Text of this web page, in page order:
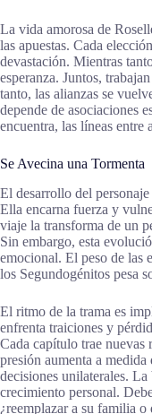
La vida amorosa de
las apuestas. Cada
devastación. Mientras
esperanza. Juntos,
tanto, las alianzas se
depende de asociaciones
encuentra, las líneas entre
Se Avecina una Tormenta
El desarrollo del personaje
Ella encarna fuerza y
viaje la transforma de un
Sin embargo, esta
emocional. El peso de las
los Segundogénitos pesa
El ritmo de la trama es
enfrenta traiciones y
Cada capítulo trae nuevas
presión aumenta a
decisiones unilaterales. La
crecimiento personal.
¿reemplazar a su familia